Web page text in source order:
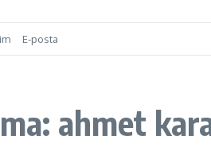
E-posta
ahmet